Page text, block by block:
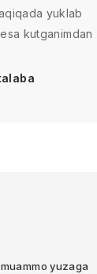
yuklab
kutganimdan
yuzaga